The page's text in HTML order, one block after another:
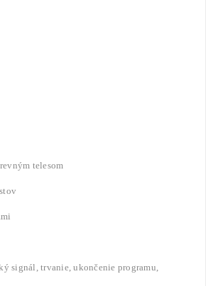
telesom
signál, trvanie, ukončenie programu,